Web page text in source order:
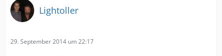
Lightoller
29. September 2014 um 22:17